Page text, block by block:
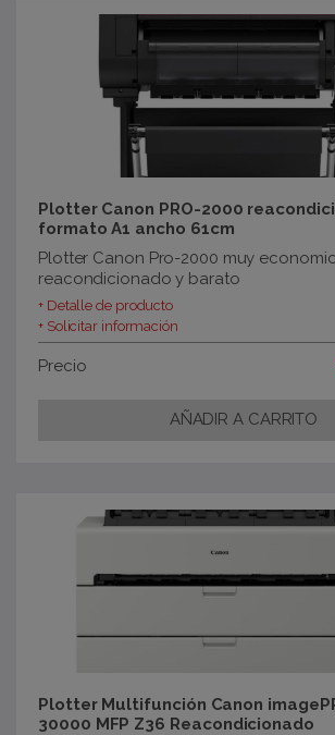
Plotter Canon PRO-2000
formato A1 ancho 61cm
Plotter Canon Pro-2000 muy
reacondicionado y barato
+ Detalle de producto
+ Solicitar información
Precio
Plotter Multifunción Canon
30000 MFP Z36 Reacondicionado